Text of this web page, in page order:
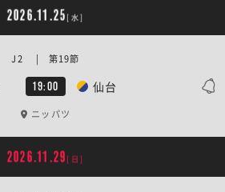
2026.11.25 [水]
19:00 仙台
J2 | 第19節
ニッパツ
2026.11.29 [日]